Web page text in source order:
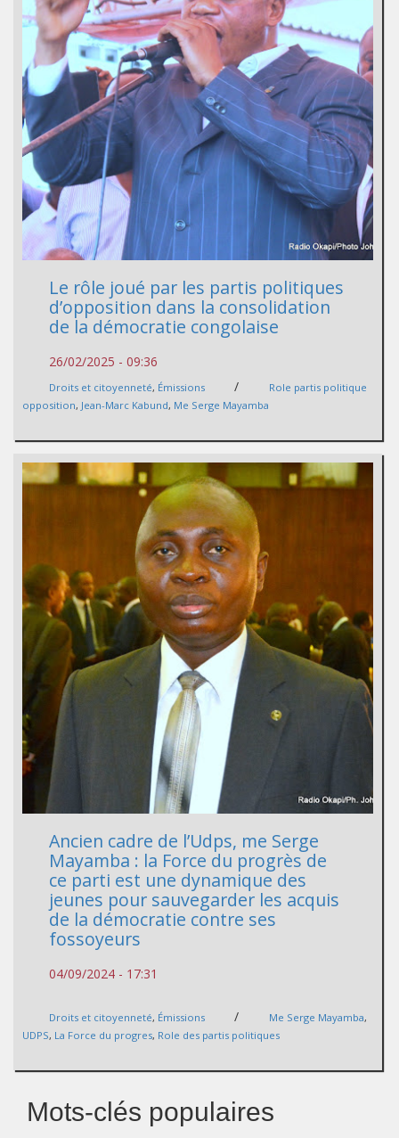
Le rôle joué par les partis politiques
d’opposition dans la consolidation
de la démocratie congolaise
26/02/2025 - 09:36
Droits et citoyenneté, Émissions /
Role partis politique
opposition, Jean-Marc Kabund, Me Serge Mayamba
Ancien cadre de l’Udps, me Serge
Mayamba : la Force du progrès de
ce parti est une dynamique des
jeunes pour sauvegarder les acquis
de la démocratie contre ses
fossoyeurs
04/09/2024 - 17:31
Droits et citoyenneté, Émissions / Me Serge Mayamba,
UDPS, La Force du progres, Role des partis politiques
Mots-clés populaires